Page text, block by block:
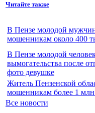
Читайте также
В Пензе молодой
мошенникам около 400
В Пензе молодой
вымогательства после
фото девушке
Житель Пензенской
мошенникам более 1
Все новости